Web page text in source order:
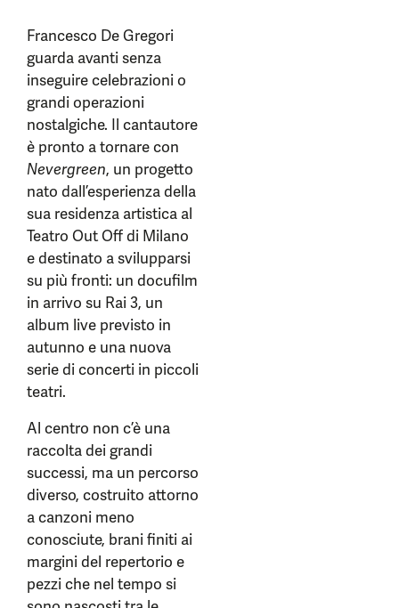
Francesco De Gregori
guarda avanti senza
inseguire celebrazioni o
grandi operazioni
nostalgiche. Il cantautore
è pronto a tornare con
Nevergreen, un progetto
nato dall’esperienza della
sua residenza artistica al
Teatro Out Off di Milano
e destinato a svilupparsi
su più fronti: un docufilm
in arrivo su Rai 3, un
album live previsto in
autunno e una nuova
serie di concerti in piccoli
teatri.
Al centro non c’è una
raccolta dei grandi
successi, ma un percorso
diverso, costruito attorno
a canzoni meno
conosciute, brani finiti ai
margini del repertorio e
pezzi che nel tempo si